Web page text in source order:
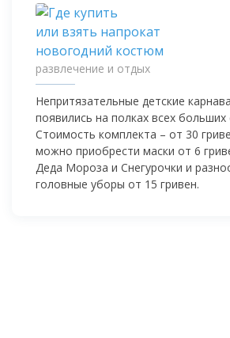
развлечение и отдых
Непритязательные детские
появились на полках всех больших
Стоимость комплекта – от 30
можно приобрести маски от 6
Деда Мороза и Снегурочки и
головные уборы от 15 гривен.